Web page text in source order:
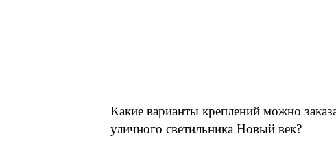
Есть готовое ТЗ или
Написать запрос
Отправить запрос
Какие варианты креплений можно
уличного светильника Новый век?